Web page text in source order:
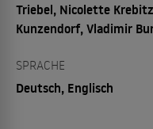
Triebel, Nicolette
Kunzendorf, Vladimir
SPRACHE
Deutsch, Englisch